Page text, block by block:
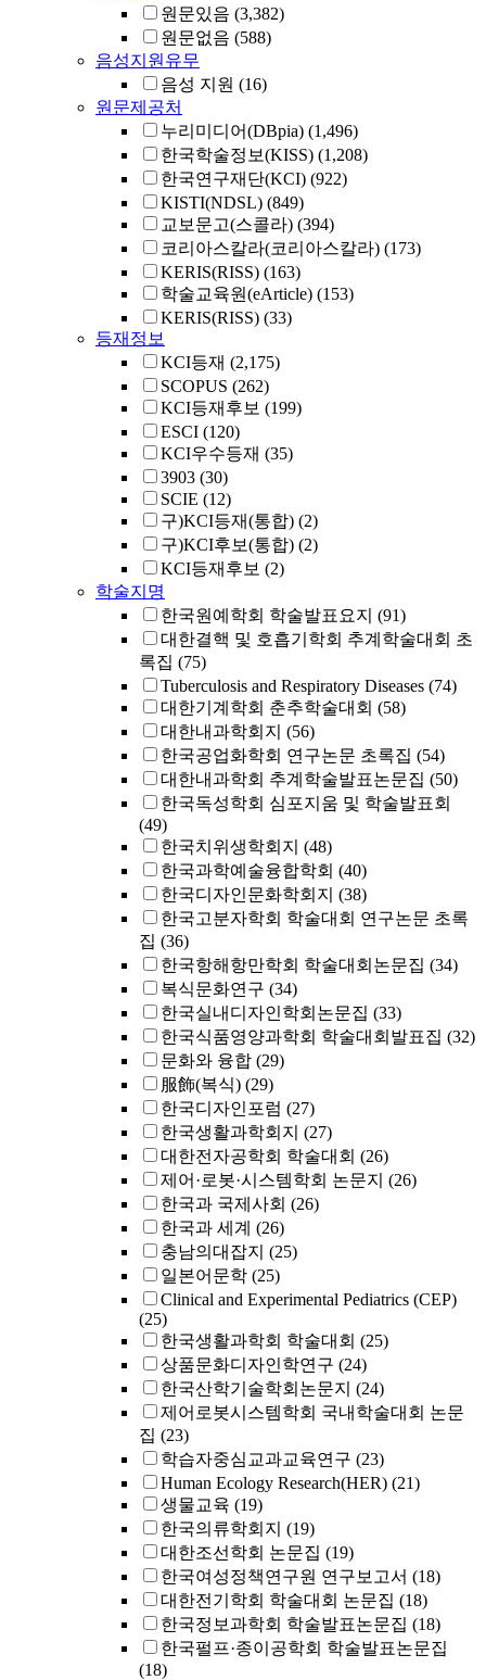
원문있음 (3,382)
원문없음 (588)
음성지원유무
음성 지원 (16)
원문제공처
누리미디어(DBpia) (1,496)
한국학술정보(KISS) (1,208)
한국연구재단(KCI) (922)
KISTI(NDSL) (849)
교보문고(스콜라) (394)
코리아스칼라(코리아스칼라) (173)
KERIS(RISS) (163)
학술교육원(eArticle) (153)
KERIS(RISS) (33)
등재정보
KCI등재 (2,175)
SCOPUS (262)
KCI등재후보 (199)
ESCI (120)
KCI우수등재 (35)
3903 (30)
SCIE (12)
구)KCI등재(통합) (2)
구)KCI후보(통합) (2)
KCI등재후보 (2)
학술지명
한국원예학회 학술발표요지 (91)
대한결핵 및 호흡기학회 추계학술대회 초
록집 (75)
Tuberculosis and Respiratory Diseases (74)
대한기계학회 춘추학술대회 (58)
대한내과학회지 (56)
한국공업화학회 연구논문 초록집 (54)
대한내과학회 추계학술발표논문집 (50)
한국독성학회 심포지움 및 학술발표회
(49)
한국치위생학회지 (48)
한국과학예술융합학회 (40)
한국디자인문화학회지 (38)
한국고분자학회 학술대회 연구논문 초록
집 (36)
한국항해항만학회 학술대회논문집 (34)
복식문화연구 (34)
한국실내디자인학회논문집 (33)
한국식품영양과학회 학술대회발표집 (32)
문화와 융합 (29)
服飾(복식) (29)
한국디자인포럼 (27)
한국생활과학회지 (27)
대한전자공학회 학술대회 (26)
제어·로봇·시스템학회 논문지 (26)
한국과 국제사회 (26)
한국과 세계 (26)
충남의대잡지 (25)
일본어문학 (25)
Clinical and Experimental Pediatrics (CEP)
(25)
한국생활과학회 학술대회 (25)
상품문화디자인학연구 (24)
한국산학기술학회논문지 (24)
제어로봇시스템학회 국내학술대회 논문
집 (23)
학습자중심교과교육연구 (23)
Human Ecology Research(HER) (21)
생물교육 (19)
한국의류학회지 (19)
대한조선학회 논문집 (19)
한국여성정책연구원 연구보고서 (18)
대한전기학회 학술대회 논문집 (18)
한국정보과학회 학술발표논문집 (18)
한국펄프·종이공학회 학술발표논문집
(18)